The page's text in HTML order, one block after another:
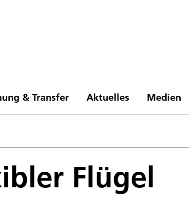
& Transfer Aktuelles Medien
Flügel